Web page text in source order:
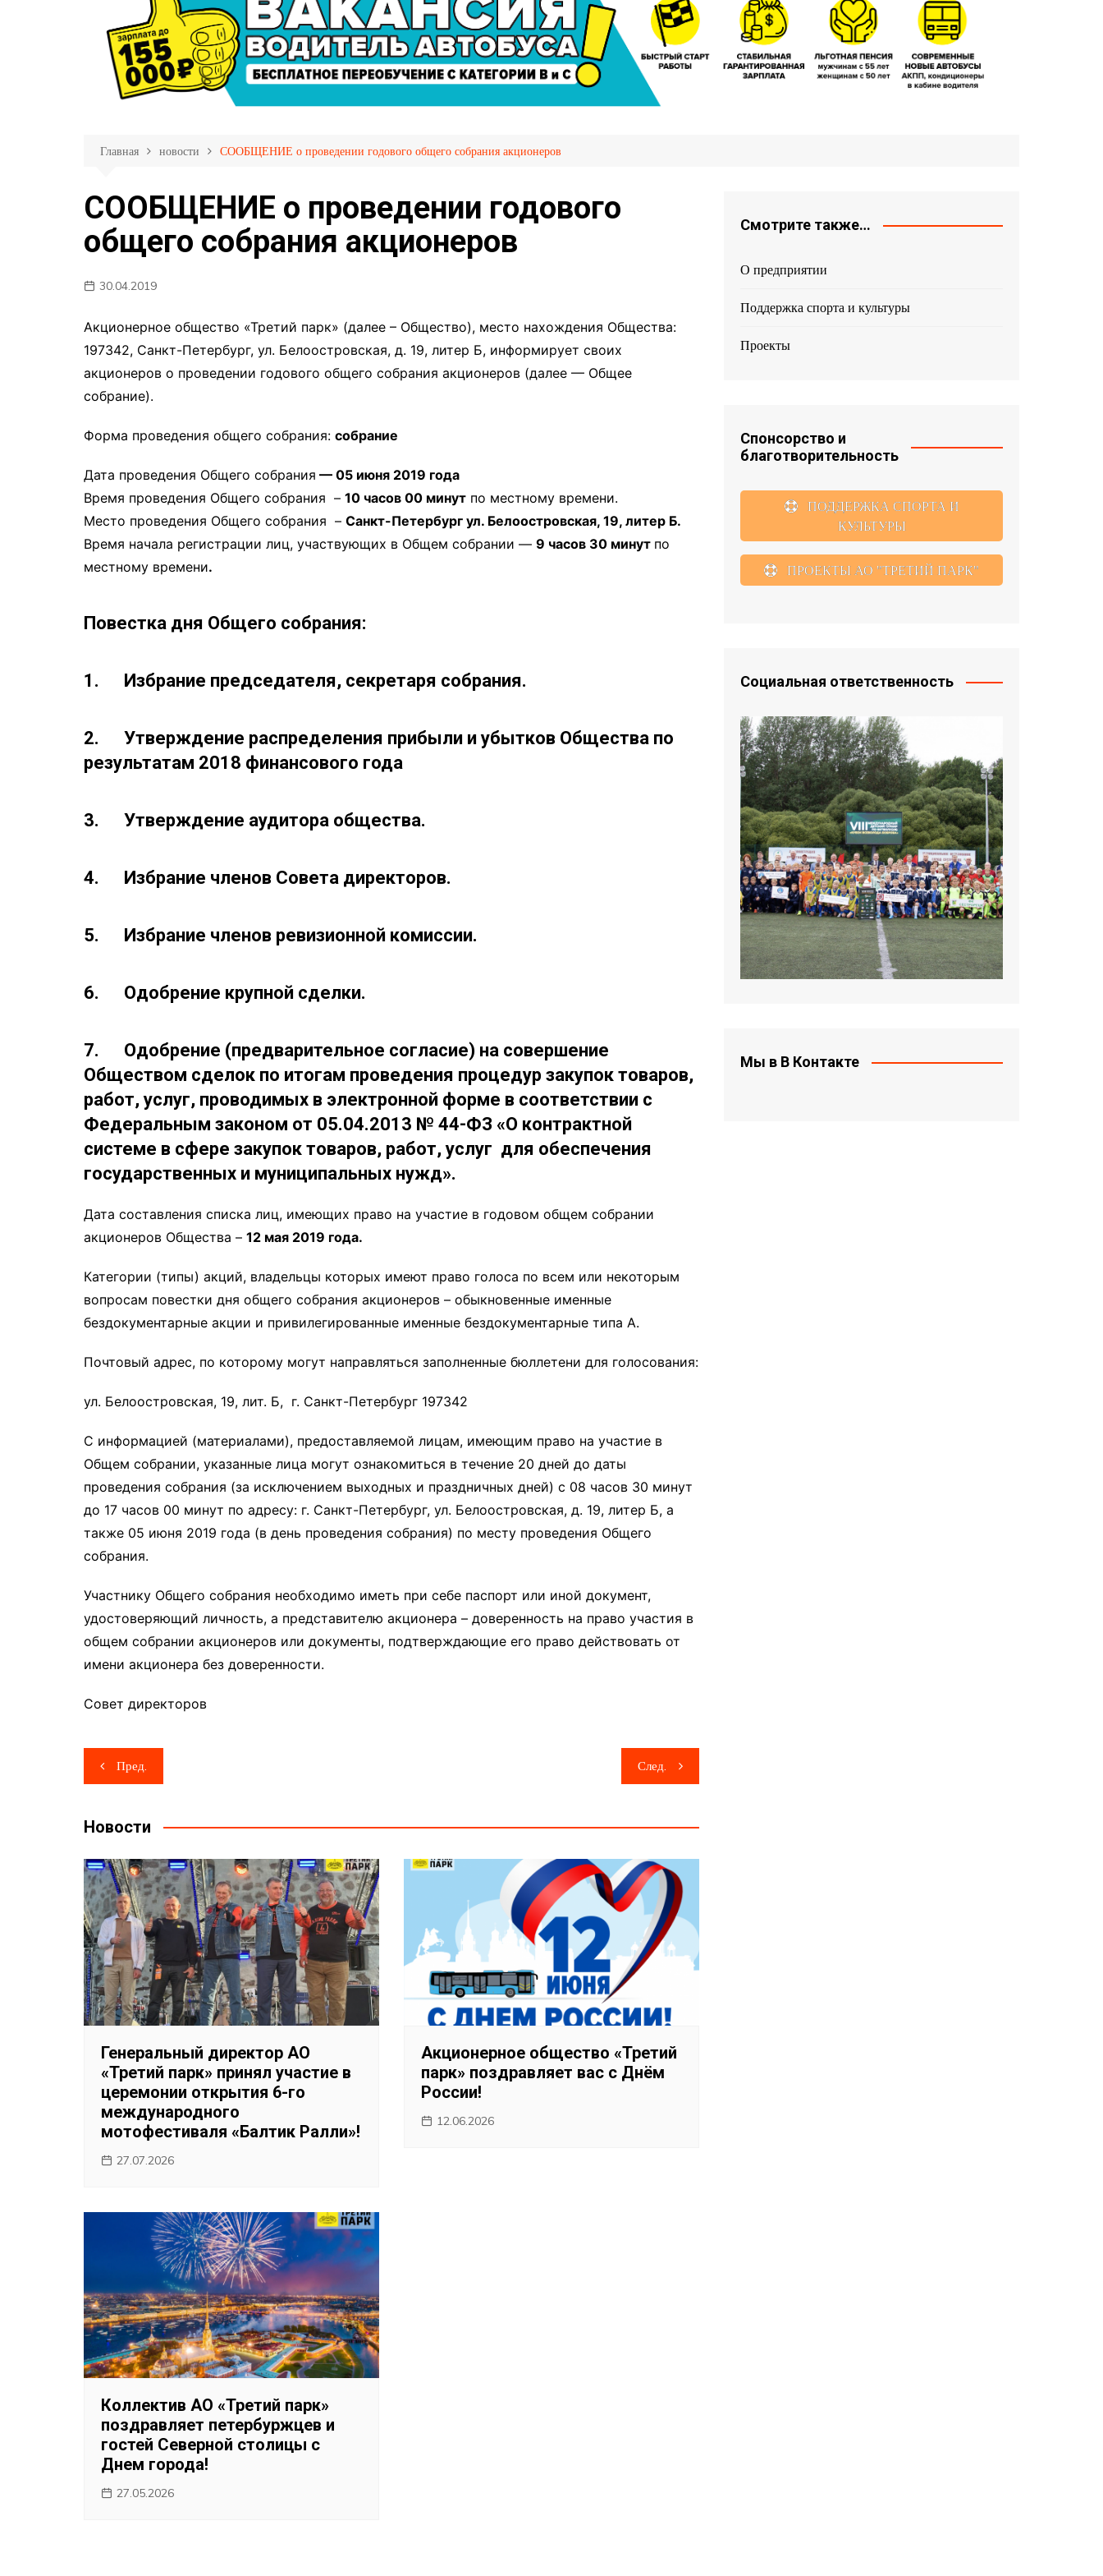
Партнеры
Фотогалерея
Личный кабинет пассажира
Страхование пассажиров
Прием обращений
19
Автослесарь
Вакансии
Охрана труда
Главная новости СООБЩЕНИЕ о проведении годового общего собрания акционеров
СООБЩЕНИЕ о проведении годового
общего собрания акционеров
30.04.2019
Акционерное общество «Третий парк» (далее – Общество), место нахождения Общества:
197342, Санкт-Петербург, ул. Белоостровская, д. 19, литер Б, информирует своих
акционеров о проведении годового общего собрания акционеров (далее — Общее
собрание).
Форма проведения общего собрания: собрание
Дата проведения Общего собрания — 05 июня 2019 года
Время проведения Общего собрания – 10 часов 00 минут по местному времени.
Место проведения Общего собрания – Санкт-Петербург ул. Белоостровская, 19, литер Б.
Время начала регистрации лиц, участвующих в Общем собрании — 9 часов 30 минут по
местному времени.
Повестка дня Общего собрания:
1. Избрание председателя, секретаря собрания.
2. Утверждение распределения прибыли и убытков Общества по
результатам 2018 финансового года
3. Утверждение аудитора общества.
4. Избрание членов Совета директоров.
5. Избрание членов ревизионной комиссии.
6. Одобрение крупной сделки.
7. Одобрение (предварительное согласие) на совершение
Обществом сделок по итогам проведения процедур закупок товаров,
работ, услуг, проводимых в электронной форме в соответствии с
Федеральным законом от 05.04.2013 № 44-ФЗ «О контрактной
системе в сфере закупок товаров, работ, услуг для обеспечения
государственных и муниципальных нужд».
Дата составления списка лиц, имеющих право на участие в годовом общем собрании
акционеров Общества – 12 мая 2019 года.
Категории (типы) акций, владельцы которых имеют право голоса по всем или некоторым
вопросам повестки дня общего собрания акционеров – обыкновенные именные
бездокументарные акции и привилегированные именные бездокументарные типа А.
Почтовый адрес, по которому могут направляться заполненные бюллетени для голосования:
ул. Белоостровская, 19, лит. Б, г. Санкт-Петербург 197342
С информацией (материалами), предоставляемой лицам, имеющим право на участие в
Общем собрании, указанные лица могут ознакомиться в течение 20 дней до даты
проведения собрания (за исключением выходных и праздничных дней) с 08 часов 30 минут
до 17 часов 00 минут по адресу: г. Санкт-Петербург, ул. Белоостровская, д. 19, литер Б, а
также 05 июня 2019 года (в день проведения собрания) по месту проведения Общего
собрания.
Участнику Общего собрания необходимо иметь при себе паспорт или иной документ,
удостоверяющий личность, а представителю акционера – доверенность на право участия в
общем собрании акционеров или документы, подтверждающие его право действовать от
имени акционера без доверенности.
Совет директоров
Навигация
по
записям
Пред. След.
Новости
Генеральный директор АО
«Третий парк» принял участие в
церемонии открытия 6-го
международного
мотофестиваля «Балтик Ралли»!
27.07.2026
Акционерное общество «Третий
парк» поздравляет вас с Днём
России!
12.06.2026
Коллектив АО «Третий парк»
поздравляет петербуржцев и
гостей Северной столицы с
Днем города!
27.05.2026
Смотрите также…
О предприятии
Поддержка спорта и культуры
Проекты
Спонсорство и
благотворительность
ПОДДЕРЖКА СПОРТА И
КУЛЬТУРЫ
ПРОЕКТЫ АО "ТРЕТИЙ ПАРК"
Социальная ответственность
Мы в В Контакте